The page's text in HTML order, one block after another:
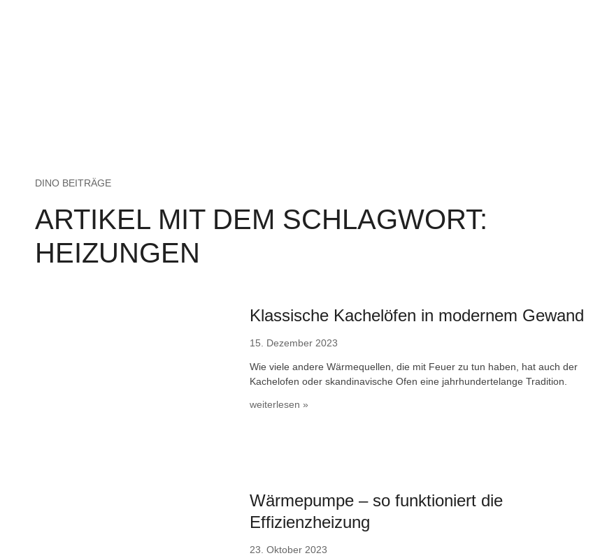
DINO BEITRÄGE
ARTIKEL MIT DEM SCHLAGWORT:
HEIZUNGEN
Klassische Kachelöfen in modernem Gewand
15. Dezember 2023
Wie viele andere Wärmequellen, die mit Feuer zu tun haben, hat auch der
Kachelofen oder skandinavische Ofen eine jahrhundertelange Tradition.
weiterlesen »
Wärmepumpe – so funktioniert die
Effizienzheizung
23. Oktober 2023